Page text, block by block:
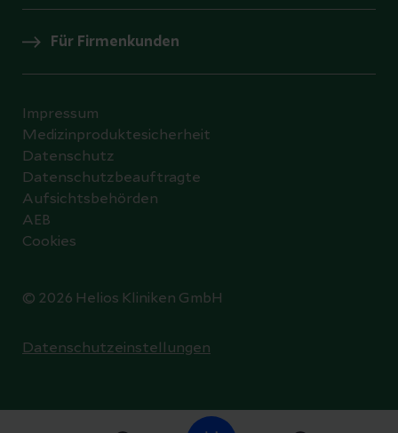
Für Firmenkunden
© 2026 Helios Kliniken GmbH
Impressum
Medizinproduktesicherheit
Datenschutz
Datenschutzbeauftragte
Aufsichtsbehörden
AEB
Cookies
Datenschutzeinstellungen